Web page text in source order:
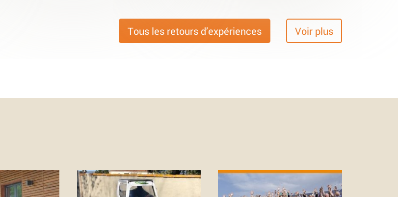
Tous les retours d’expériences Voir plus